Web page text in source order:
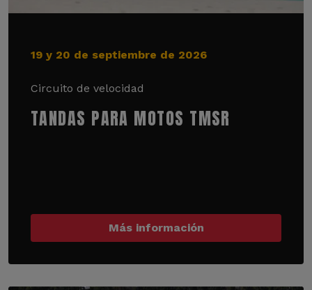
19 y 20 de septiembre de 2026
Circuito de velocidad
TANDAS PARA MOTOS TMSR
Más información